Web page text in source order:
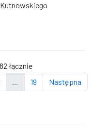
Kutnowskiego
łącznie
19 Następna